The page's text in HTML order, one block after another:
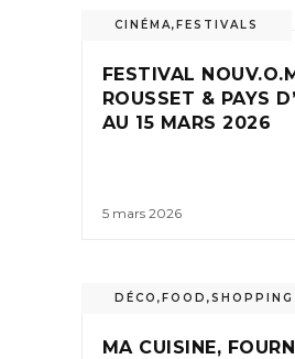
CINÉMA, FESTIVALS
FESTIVAL
ROUSSET & PAYS
AU 15 MARS 2026
5 mars 2026
DÉCO ,FOOD ,SHOPPING
MA CUISINE,